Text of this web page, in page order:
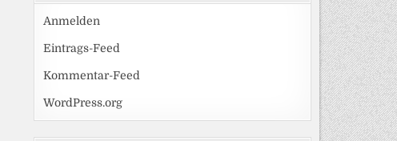
Anmelden
Eintrags-Feed
Kommentar-Feed
WordPress.org